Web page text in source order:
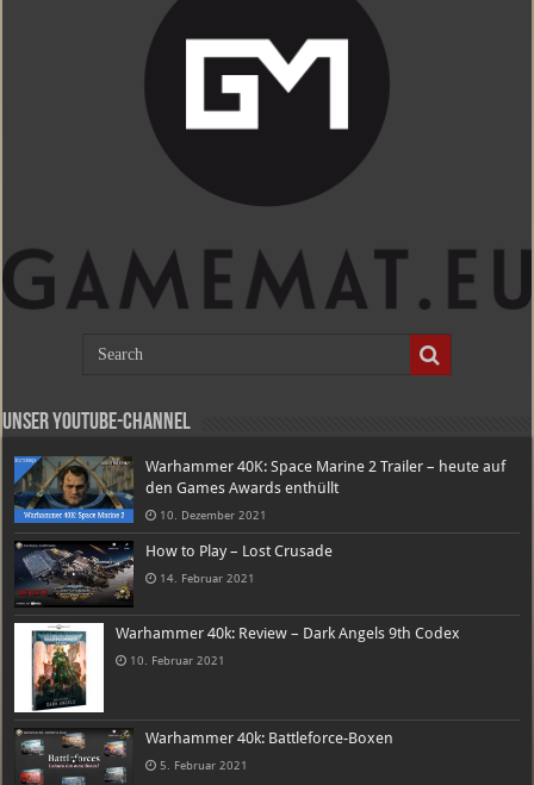
Unser Youtube-Channel
Warhammer 40K: Space Marine 2 Trailer – heute auf
den Games Awards enthüllt
10. Dezember 2021
How to Play – Lost Crusade
14. Februar 2021
Warhammer 40k: Review – Dark Angels 9th Codex
10. Februar 2021
Warhammer 40k: Battleforce-Boxen
5. Februar 2021